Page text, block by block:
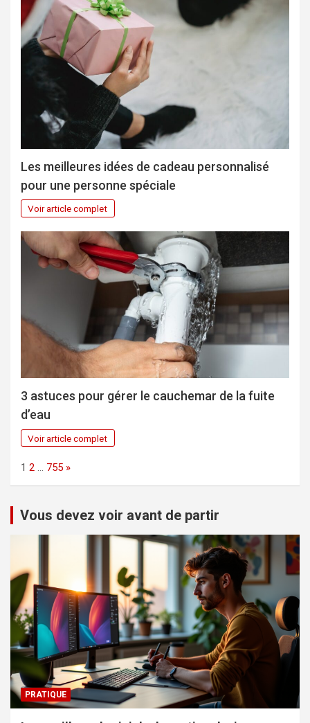
Les meilleures idées de cadeau personnalisé
pour une personne spéciale
Voir article complet
3 astuces pour gérer le cauchemar de la fuite
d’eau
Voir article complet
Page:
1 2 … 755 Next
»
Vous devez voir avant de partir
PRATIQUE